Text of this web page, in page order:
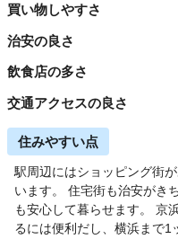
買い物しやすさ
治安の良さ
飲食店の多さ
交通アクセスの良さ
住みやすい点
駅周辺にはショッピング街
います。 住宅街も治安がき
も安心して暮らせます。 京
るには便利だし、横浜まで